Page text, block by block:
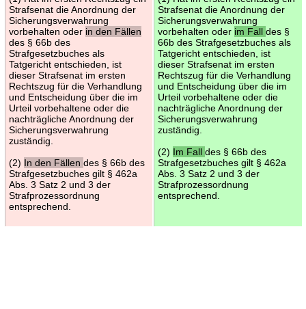
Strafsenat die Anordnung der
Sicherungsverwahrung
vorbehalten oder in den Fällen
des § 66b des
Strafgesetzbuches als
Tatgericht entschieden, ist
dieser Strafsenat im ersten
Rechtszug für die Verhandlung
und Entscheidung über die im
Urteil vorbehaltene oder die
nachträgliche Anordnung der
Sicherungsverwahrung
zuständig.
(2) In den Fällen des § 66b des
Strafgesetzbuches gilt § 462a
Abs. 3 Satz 2 und 3 der
Strafprozessordnung
entsprechend.
Strafsenat die Anordnung der
Sicherungsverwahrung
vorbehalten oder im Fall des §
66b des Strafgesetzbuches als
Tatgericht entschieden, ist
dieser Strafsenat im ersten
Rechtszug für die Verhandlung
und Entscheidung über die im
Urteil vorbehaltene oder die
nachträgliche Anordnung der
Sicherungsverwahrung
zuständig.
(2) Im Fall des § 66b des
Strafgesetzbuches gilt § 462a
Abs. 3 Satz 2 und 3 der
Strafprozessordnung
entsprechend.